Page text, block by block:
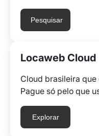
Pesquisar
Locaweb Cloud
Cloud brasileira que
Pague só pelo que
Explorar